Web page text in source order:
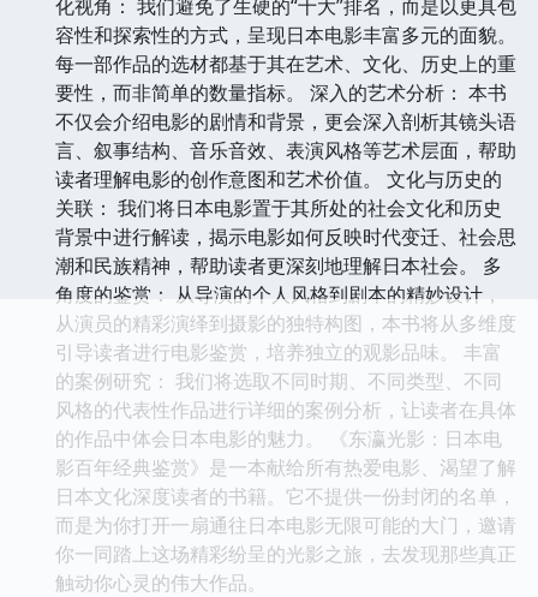
化视角： 我们避免了生硬的“十大”排名，而是以更具包
容性和探索性的方式，呈现日本电影丰富多元的面貌。
每一部作品的选材都基于其在艺术、文化、历史上的重
要性，而非简单的数量指标。 深入的艺术分析： 本书
不仅会介绍电影的剧情和背景，更会深入剖析其镜头语
言、叙事结构、音乐音效、表演风格等艺术层面，帮助
读者理解电影的创作意图和艺术价值。 文化与历史的
关联： 我们将日本电影置于其所处的社会文化和历史
背景中进行解读，揭示电影如何反映时代变迁、社会思
潮和民族精神，帮助读者更深刻地理解日本社会。 多
角度的鉴赏： 从导演的个人风格到剧本的精妙设计，
从演员的精彩演绎到摄影的独特构图，本书将从多维度
引导读者进行电影鉴赏，培养独立的观影品味。 丰富
的案例研究： 我们将选取不同时期、不同类型、不同
风格的代表性作品进行详细的案例分析，让读者在具体
的作品中体会日本电影的魅力。 《东瀛光影：日本电
影百年经典鉴赏》是一本献给所有热爱电影、渴望了解
日本文化深度读者的书籍。它不提供一份封闭的名单，
而是为你打开一扇通往日本电影无限可能的大门，邀请
你一同踏上这场精彩纷呈的光影之旅，去发现那些真正
触动你心灵的伟大作品。